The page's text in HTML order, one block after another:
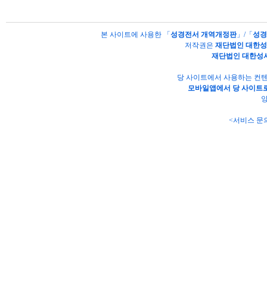
본 사이트에 사용한 「 성경전서 개역개정판」/「 성
저작권은 재단법인 대한
재단법인 대한성
당 사이트에서 사용하는 컨
모바일앱에서 당 사이트
<서비스 문